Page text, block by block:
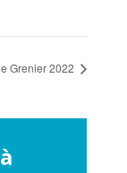
Grenier 2022